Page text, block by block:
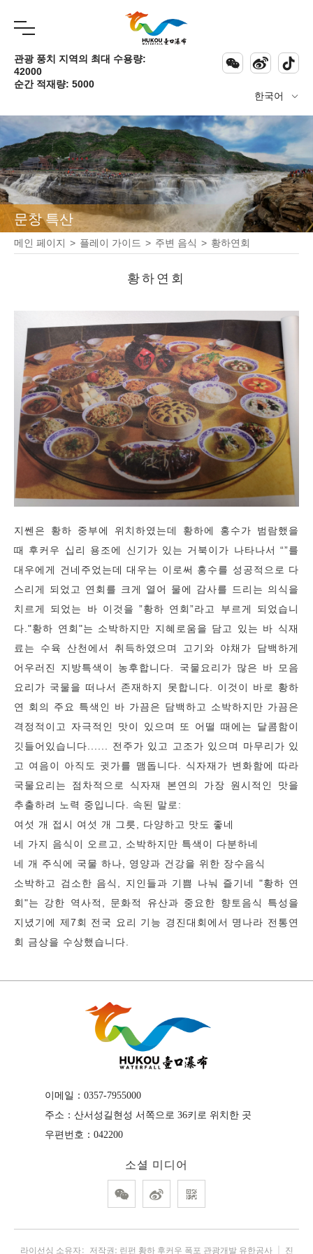
관광 풍치 지역의 최대 수용량:
42000
순간 적재량: 5000
  
한국어 
문창 특산
메인 페이지 > 플레이 가이드 > 주변 음식 > 황하연회
황하연회
지쎈은 황하 중부에 위치하였는데 황하에 홍수가 범람했을
때 후커우 십리 용조에 신기가 있는 거북이가 나타나서 “”를
대우에게 건네주었는데 대우는 이로써 홍수를 성공적으로 다
스리게 되었고 연회를 크게 열어 물에 감사를 드리는 의식을
치르게 되었는 바 이것을 ”황하 연회”라고 부르게 되었습니
다."황하 연회"는 소박하지만 지혜로움을 담고 있는 바 식재
료는 수육 산천에서 취득하였으며 고기와 야채가 담백하게
어우러진 지방특색이 농후합니다. 국물요리가 많은 바 모음
요리가 국물을 떠나서 존재하지 못합니다. 이것이 바로 황하
연 회의 주요 특색인 바 가끔은 담백하고 소박하지만 가끔은
격정적이고 자극적인 맛이 있으며 또 어떨 때에는 달콤함이
깃들어있습니다...... 전주가 있고 고조가 있으며 마무리가 있
고 여음이 아직도 귓가를 맴돕니다. 식자재가 변화함에 따라
국물요리는 점차적으로 식자재 본연의 가장 원시적인 맛을
추출하려 노력 중입니다. 속된 말로:
여섯 개 접시 여섯 개 그릇, 다양하고 맛도 좋네
네 가지 음식이 오르고, 소박하지만 특색이 다분하네
네 개 주식에 국물 하나, 영양과 건강을 위한 장수음식
소박하고 검소한 음식, 지인들과 기쁨 나눠 즐기네 "황하 연
회"는 강한 역사적, 문화적 유산과 중요한 향토음식 특성을
지녔기에 제7회 전국 요리 기능 경진대회에서 명나라 전통연
회 금상을 수상했습니다.
이메일： 0357-7955000
주소： 산서성길현성 서쪽으로 36키로 위치한 곳
우편번호： 042200
소셜 미디어
  
라이선싱 소유자： 저작권: 린펀 황하 후커우 폭포 관광개발 유한공사 ｜ 진